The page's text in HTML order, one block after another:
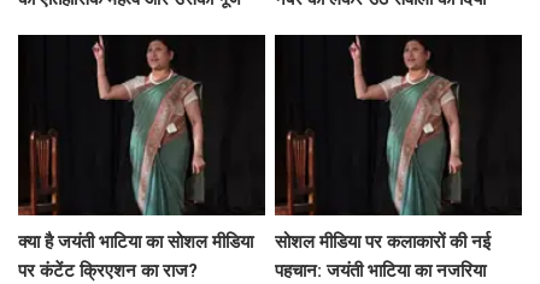
क्या है जयंती भाटिया का सोशल मीडिया
पर कंटेंट क्रिएशन का राज?
सोशल मीडिया पर कलाकारों की नई
पहचान: जयंती भाटिया का नजरिया